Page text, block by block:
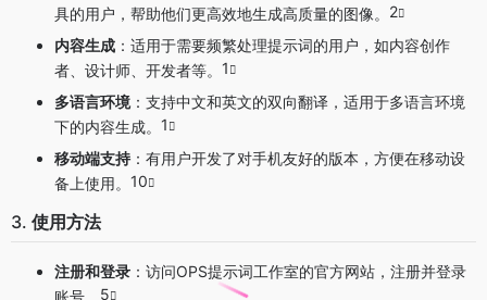
具的用户，帮助他们更高效地生成高质量的图像。 2
内容生成 ：适用于需要频繁处理提示词的用户，如内容创作
者、设计师、开发者等。 1
多语言环境：支持中文和英文的双向翻译，适用于多语言环境
下的内容生成。 1
移动端支持 ：有用户开发了对手机友好的版本，方便在移动设
备上使用。 10
3. 使用方法
注册和登录 ：访问OPS提示词工作室的官方网站，注册并登录
账号。 5